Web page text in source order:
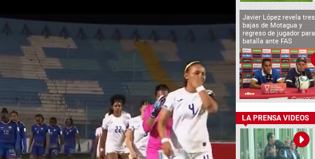
Javier López revela tres
bajas de Motagua y
regreso de jugador para
batalla ante FAS
LA PRENSA VIDEOS